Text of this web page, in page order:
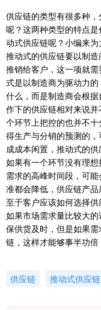
供应链的类型有很多种
呢？这两种类型的特点
动式供应链呢？小编来为
推动式的供应链要以制
推销给客户，这一项就
式是以制造商为驱动力
什么，而是制造商会根
作下的供应链相对来说
个环节上把控的也并不
得生产与分销的预测的
成成本闲置，推动式的
如果有一个环节没有理
需求的高峰时间段，可
准都会降低，供应链产品
至于客户应该如何选择供
如果市场需求量比较大
保供货及时，但是如果
链，这样才能够事半功倍
供应链 推动式供应链